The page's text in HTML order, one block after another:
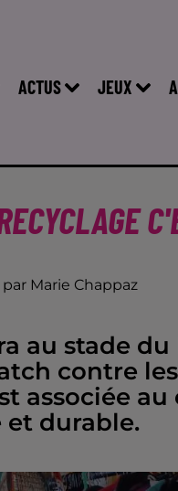
ACTUS JEUX
par Marie Chappaz
au stade
contre
associée
et durable.